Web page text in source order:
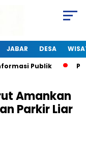
JABAR DESA
Publik
Amankan
Parkir Liar